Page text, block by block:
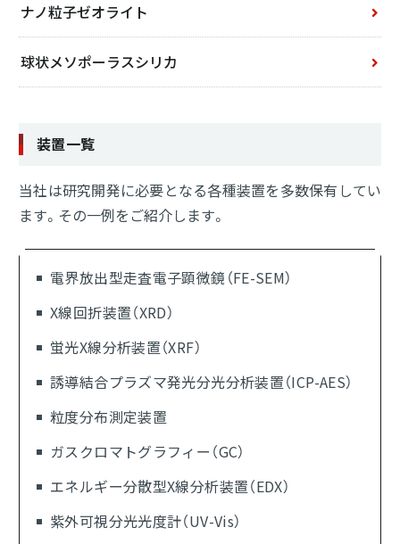
ナノ粒子ゼオライト
球状メソポーラスシリカ
装置一覧
当社は研究開発に必要となる各種装置を多数保有してい
ます。その一例をご紹介します。
電界放出型走査電子顕微鏡（FE-SEM）
X線回折装置（XRD）
蛍光X線分析装置（XRF）
誘導結合プラズマ発光分光分析装置（ICP-AES）
粒度分布測定装置
ガスクロマトグラフィー（GC）
エネルギー分散型X線分析装置（EDX）
紫外可視分光光度計（UV-Vis）